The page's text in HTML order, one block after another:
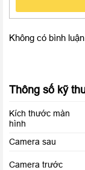
hệ thống 5 thấu
đến chất lượng
Không có bình
Thông số kỹ
Kích thước màn
hình
Camera sau
Camera trước